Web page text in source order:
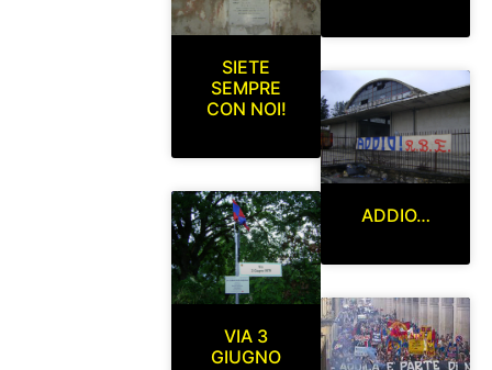
SIETE
SEMPRE
CON NOI!
VIA 3
GIUGNO
ADDIO…